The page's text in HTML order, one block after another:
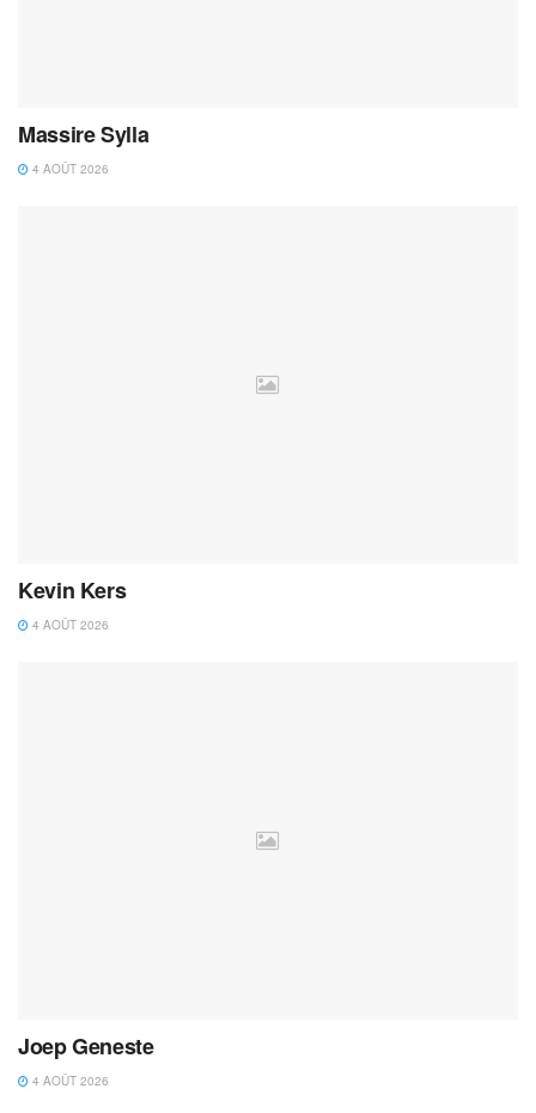
Massire Sylla
4 AOÛT 2026
Kevin Kers
4 AOÛT 2026
Joep Geneste
4 AOÛT 2026